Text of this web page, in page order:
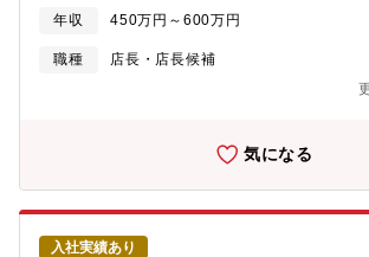
幅広い業務を担当頂きます。【魅力・やりがい
から送られてくる売場レイアウトに沿って並べ
こうした方がいい。」という意見をどんどん発
す。【研修・教育制度の充実】年次・部門ごと
ェーンストアを視察する海外研修も費用はほぼ
ています。※営業時間は9：00～20：00。一部
月20h程度／繁忙期8・12月は月40h程度※残業
年収 450万円～600万円
職種
店長・店長候補
気になる
入社実績あり